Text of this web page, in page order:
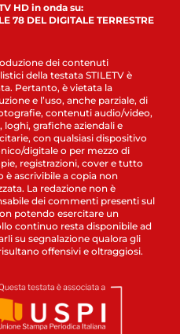
HD in onda su:
78 DEL DIGITALE TERRESTRE
dei contenuti
della testata STILETV è
Pertanto, è vietata la
e l’uso, anche parziale, di
contenuti audio/video,
loghi, grafiche aziendali e
con qualsiasi dispositivo
digitale o per mezzo di
registrazioni, cover e tutto
è ascrivibile a copia non
La redazione non è
dei commenti presenti sul
potendo esercitare un
continuo resta disponibile ad
su segnalazione qualora gli
offensivi e oltraggiosi.